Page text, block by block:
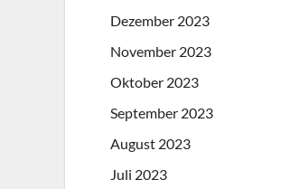
Dezember 2023
November 2023
Oktober 2023
September 2023
August 2023
Juli 2023